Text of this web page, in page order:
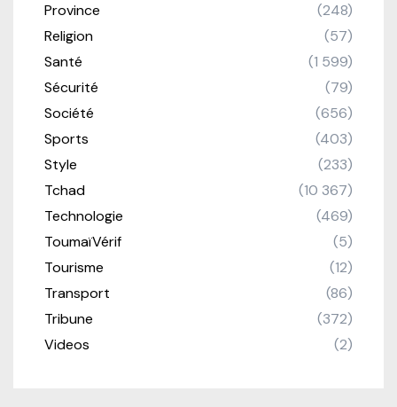
Province
(248)
Religion
(57)
Santé
(1 599)
Sécurité
(79)
Société
(656)
Sports
(403)
Style
(233)
Tchad
(10 367)
Technologie
(469)
ToumaïVérif
(5)
Tourisme
(12)
Transport
(86)
Tribune
(372)
Videos
(2)